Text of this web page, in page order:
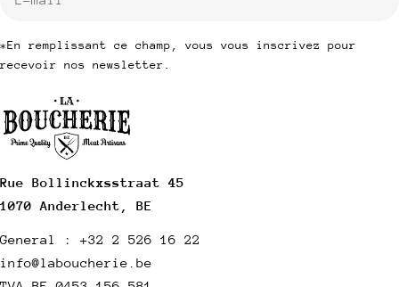
Rue Bollinckxsstraat 45
1070 Anderlecht, BE
General : +32 2 526 16 22
info@laboucherie.be
*En remplissant ce champ, vous vous inscrivez pour
recevoir nos newsletter.